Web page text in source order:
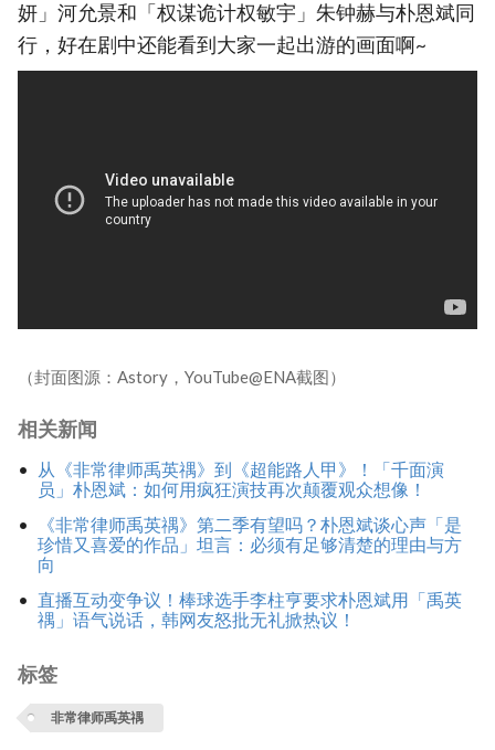
妍」河允景和「权谋诡计权敏宇」朱钟赫与朴恩斌同
行，好在剧中还能看到大家一起出游的画面啊~
（封面图源：Astory，YouTube@ENA截图）
相关新闻
从《非常律师禹英禑》到《超能路人甲》！「千面演
员」朴恩斌：如何用疯狂演技再次颠覆观众想像！
《非常律师禹英禑》第二季有望吗？朴恩斌谈心声「是
珍惜又喜爱的作品」坦言：必须有足够清楚的理由与方
向
直播互动变争议！棒球选手李柱亨要求朴恩斌用「禹英
禑」语气说话，韩网友怒批无礼掀热议！
标签
非常律师禹英禑